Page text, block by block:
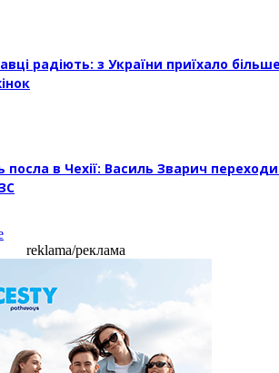
радіють: з України приїхало
посла в Чехії: Василь Зварич
reklama/реклама